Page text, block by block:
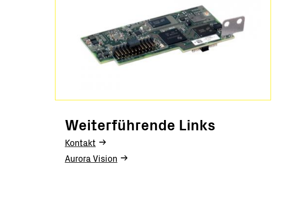
Auslaufprodukte
Mikronetz-Lösungen
BESS Solutions
Weiterführende Links
Kontakt
Aurora Vision